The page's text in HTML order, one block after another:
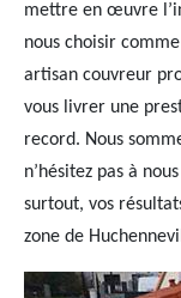
mettre en œuvre
nous choisir
artisan couvreur
vous livrer une
record. Nous
n’hésitez pas à
surtout, vos
zone de